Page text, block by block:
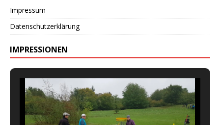
Impressum
Datenschutzerklärung
IMPRESSIONEN